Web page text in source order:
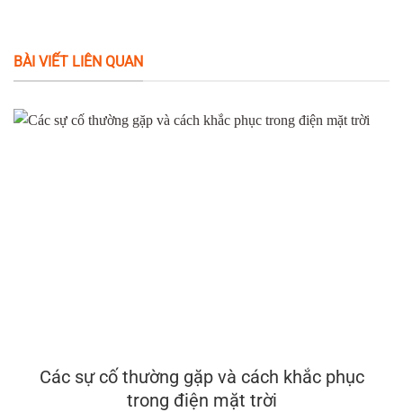
BÀI VIẾT LIÊN QUAN
Các sự cố thường gặp và cách khắc phục
trong điện mặt trời